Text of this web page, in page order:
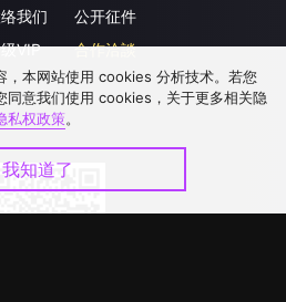
我们
VIP
公开征件
合作洽談
，本网站使用 cookies 分析技术。若您
同意我们使用 cookies，关于更多相关隐
私权政策。
我知道了